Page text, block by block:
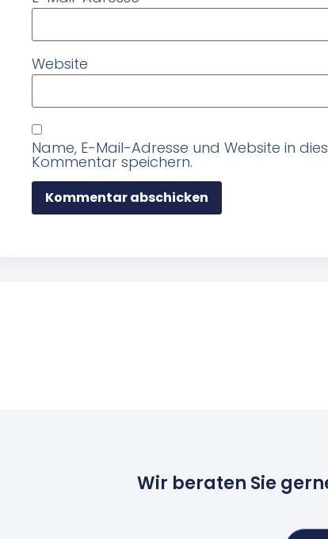
Website
Name, E-Mail-Adresse und Website in
Kommentar speichern.
Wir beraten Sie